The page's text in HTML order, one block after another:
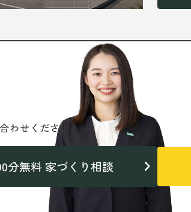
わせください。
分無料 家づくり相談